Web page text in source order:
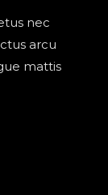
nec
arcu
mattis